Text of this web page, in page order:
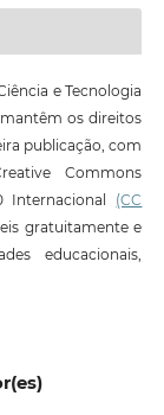
e Tecnologia
os direitos
publicação, com
Commons
Internacional (CC
gratuitamente e
educacionais,